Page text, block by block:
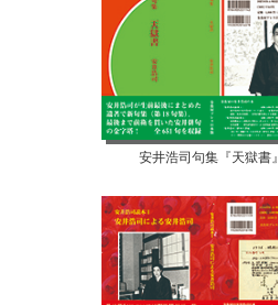
安井浩司句集『天獄書』